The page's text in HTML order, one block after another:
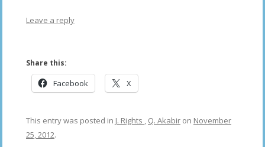
Leave a reply
Share this:
Facebook X
This entry was posted in J. Rights , Q. Akabir on November
25, 2012.